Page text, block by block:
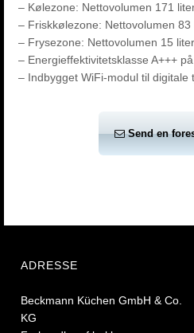
– Kølezone: Nettovolumen 171
– Friskkølezone: Nettovolumen 83
– Frysezone: Nettovolumen 15 liter
– Energieffektivitetsklasse A+++
– Indbygget WiFi-modul til digitale
Send en
ADRESSE
Beckmann Küchen GmbH & Co.
KG